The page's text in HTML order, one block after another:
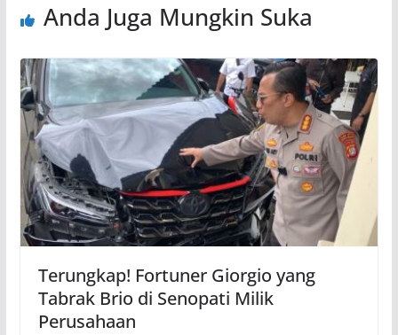
Anda Juga Mungkin Suka
Terungkap! Fortuner Giorgio yang
Tabrak Brio di Senopati Milik
Perusahaan